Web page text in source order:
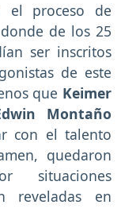
el proceso de
de los 25
ser inscritos
de este
que Keimer
Montaño
con el talento
quedaron
reveladas en